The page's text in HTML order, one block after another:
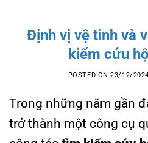
Định vị vệ tinh và
kiếm cứu
POSTED ON23/12/2024
Trong những năm gần
trở thành một công cụ